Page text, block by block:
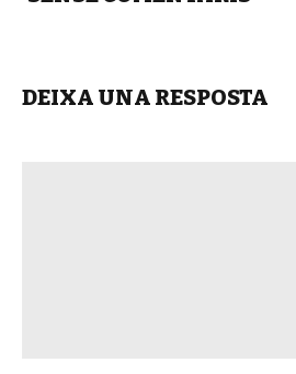
DEIXA UNA RESPOSTA